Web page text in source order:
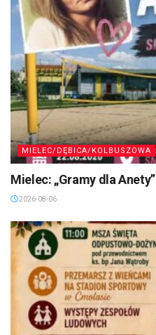
MIELEC/DĘBICA/KOLBUSZOWA
Mielec: „Gramy dla Anety”
2026-08-06